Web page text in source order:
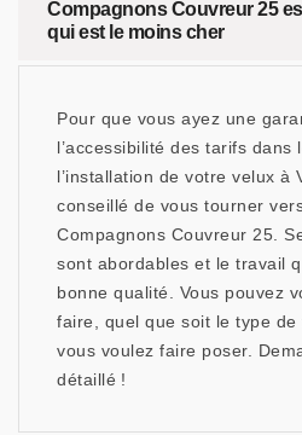
Compagnons Couvreur 25
qui est le moins cher
Pour que vous ayez une
l’accessibilité des tarifs dans
l’installation de votre velux à
conseillé de vous tourner
Compagnons Couvreur 25.
sont abordables et le travail
bonne qualité. Vous pouvez
faire, quel que soit le type
vous voulez faire poser.
détaillé !